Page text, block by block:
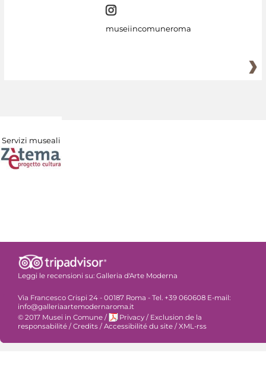
museiincomuneroma
Servizi museali
Leggi le recensioni su: Galleria d'Arte Moderna
Via Francesco Crispi 24 - 00187 Roma - Tel. +39 060608 E-mail:
info@galleriaartemodernaroma.it
© 2017 Musei in Comune / Privacy / Exclusion de la
responsabilité /Credits /Accessibilité du site /XML-rss